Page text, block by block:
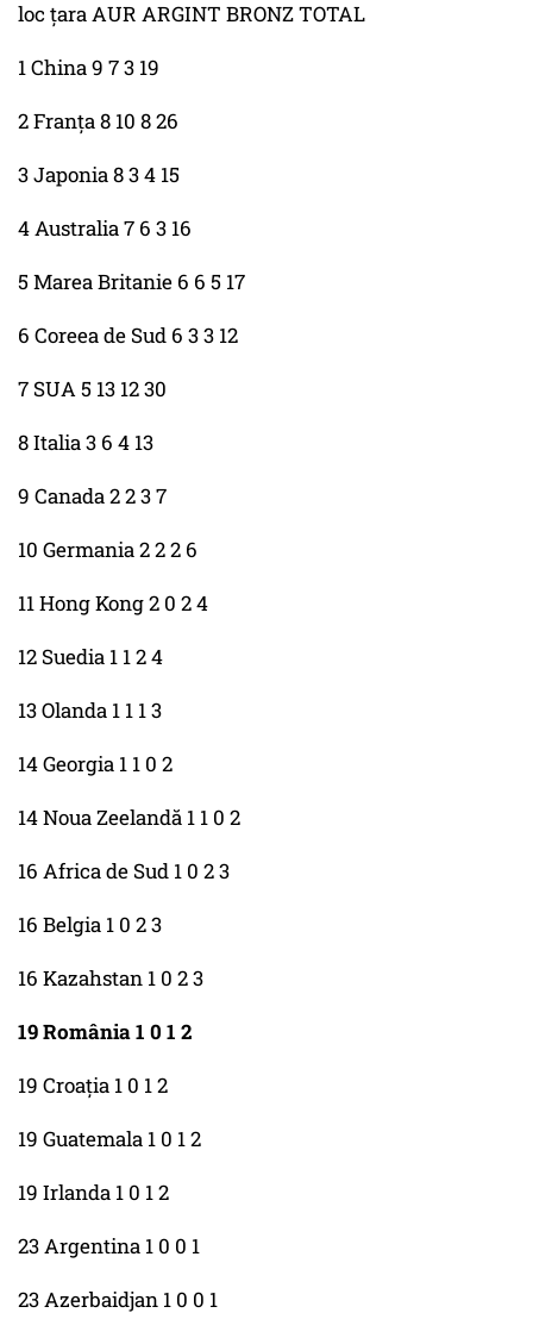
loc ţara AUR ARGINT BRONZ TOTAL
1 China 9 7 3 19
2 Franţa 8 10 8 26
3 Japonia 8 3 4 15
4 Australia 7 6 3 16
5 Marea Britanie 6 6 5 17
6 Coreea de Sud 6 3 3 12
7 SUA 5 13 12 30
8 Italia 3 6 4 13
9 Canada 2 2 3 7
10 Germania 2 2 2 6
11 Hong Kong 2 0 2 4
12 Suedia 1 1 2 4
13 Olanda 1 1 1 3
14 Georgia 1 1 0 2
14 Noua Zeelandă 1 1 0 2
16 Africa de Sud 1 0 2 3
16 Belgia 1 0 2 3
16 Kazahstan 1 0 2 3
19 România 1 0 1 2
19 Croaţia 1 0 1 2
19 Guatemala 1 0 1 2
19 Irlanda 1 0 1 2
23 Argentina 1 0 0 1
23 Azerbaidjan 1 0 0 1